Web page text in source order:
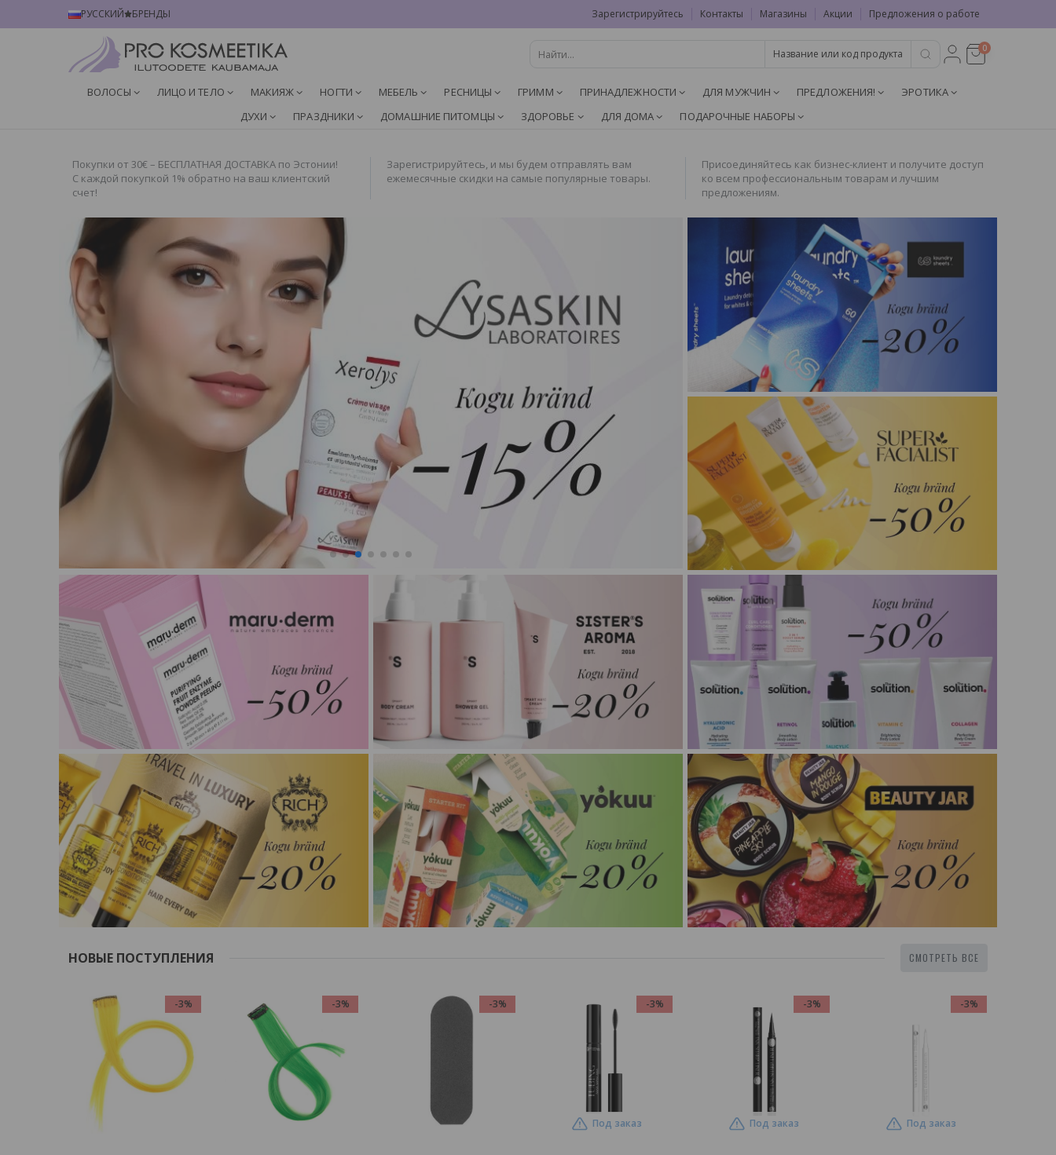
РУССКИЙ БРЕНДЫ Зарегистрируйтесь Контакты Магазины Акции Предложения о работе
0
ВОЛОСЫ ЛИЦО И ТЕЛО МАКИЯЖ НОГТИ МЕБЕЛЬ РЕСНИЦЫ ГРИММ ПРИНАДЛЕЖНОСТИ ДЛЯ МУЖЧИН ПРЕДЛОЖЕНИЯ!
ЭРОТИКА
ДУХИ
ПРАЗДНИКИ ДОМАШНИЕ ПИТОМЦЫ ЗДОРОВЬЕ ДЛЯ ДОМА ПОДАРОЧНЫЕ НАБОРЫ
Покупки от 30€ – БЕСПЛАТНАЯ ДОСТАВКА по Эстонии!
С каждой покупкой 1% обратно на ваш клиентский
счет!
Зарегистрируйтесь, и мы будем отправлять вам
ежемесячные скидки на самые популярные товары.
Присоединяйтесь как бизнес-клиент и получите доступ
ко всем профессиональным товарам и лучшим
предложениям.
НОВЫЕ ПОСТУПЛЕНИЯ СМОТРЕТЬ ВСЕ
-3% -3% -3% -3%
Под заказ
-3%
Под заказ
-3%
Под заказ